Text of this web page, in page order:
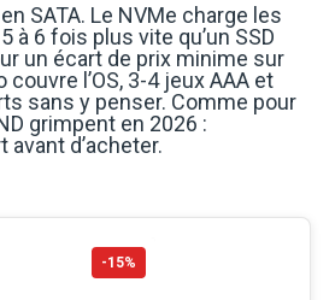
SATA. Le NVMe charge les
à 6 fois plus vite qu’un SSD
un écart de prix minime sur
l’OS, 3-4 jeux AAA et
sans y penser. Comme pour
grimpent en 2026 :
d’acheter.
-15%